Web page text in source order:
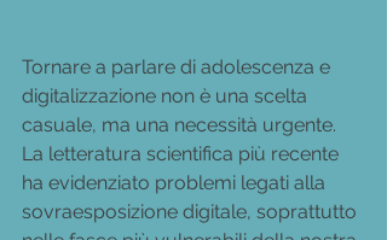
Tornare a parlare di adolescenza e
digitalizzazione non è una scelta
casuale, ma una necessità urgente.
La letteratura scientifica più recente
ha evidenziato problemi legati alla
sovraesposizione digitale, soprattutto